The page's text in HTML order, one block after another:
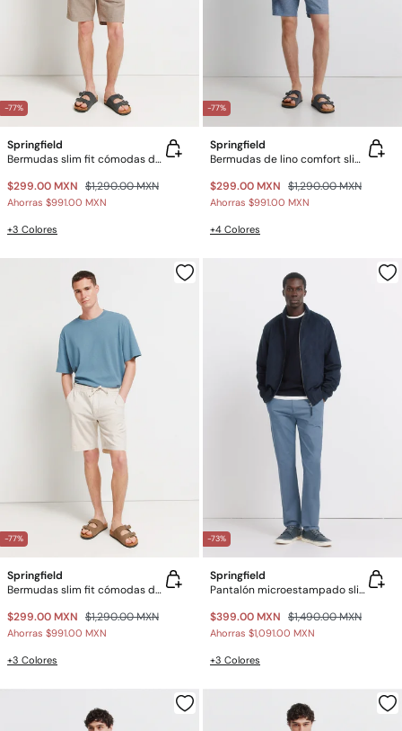
-77%
Springfield
Bermudas slim fit cómodas de lino
$299.00 MXN $1,290.00 MXN
Ahorras $991.00 MXN
+3 Colores
-77%
Springfield
Bermudas de lino comfort slim fit
$299.00 MXN $1,290.00 MXN
Ahorras $991.00 MXN
+4 Colores
-77%
Springfield
Bermudas slim fit cómodas de lino
$299.00 MXN $1,290.00 MXN
Ahorras $991.00 MXN
+3 Colores
-73%
Springfield
Pantalón microestampado slim fit
$399.00 MXN $1,490.00 MXN
Ahorras $1,091.00 MXN
+3 Colores